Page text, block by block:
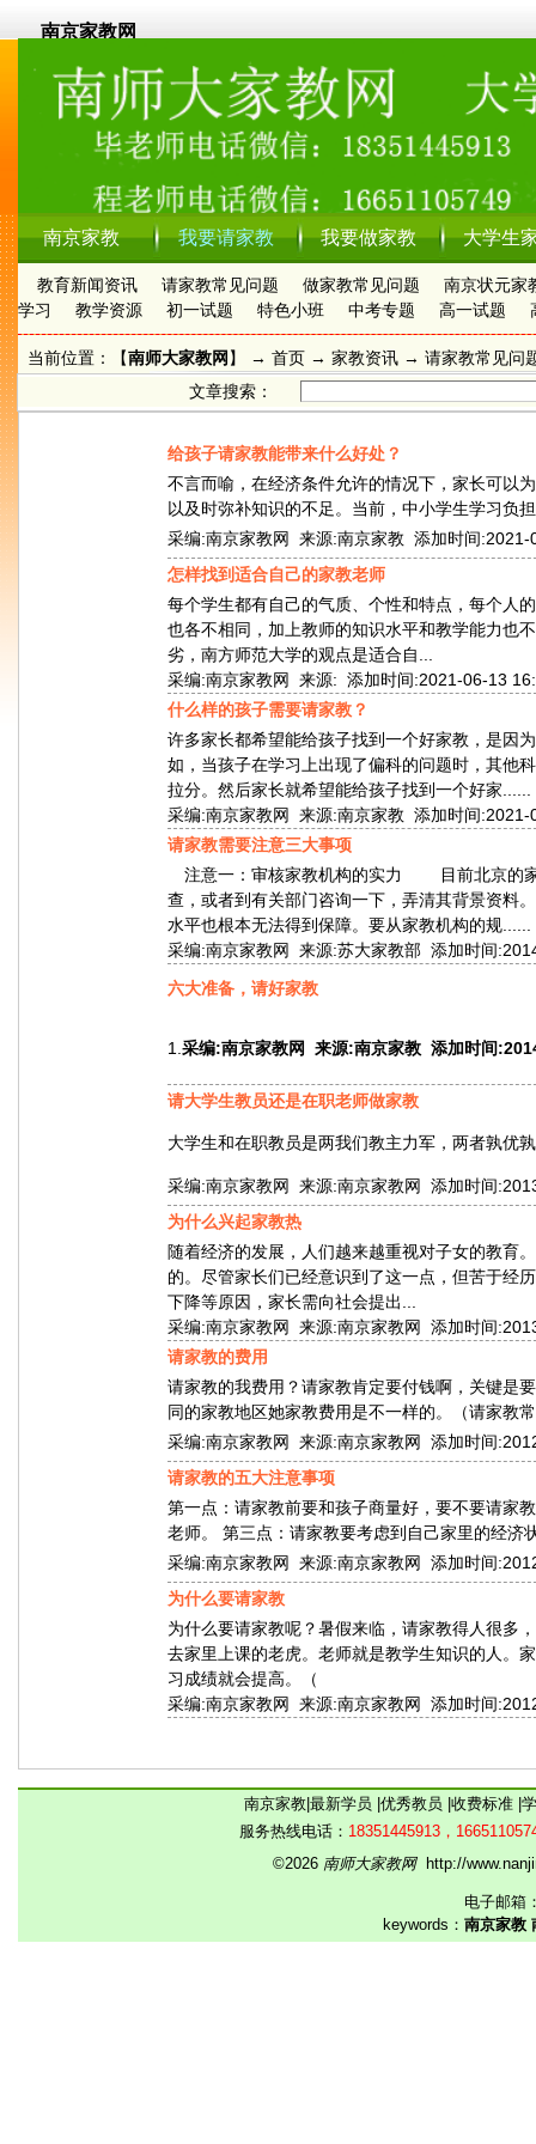
南京家教网
南京家教 我要请家教 我要做家教 大学生
教育新闻资讯 请家教常见问题 做家教常见问题
南京状元家
学习
教学资源 初一试题 特色小班 中考专题 高一试题
当前位置：【南师大家教网 】 → 首页 → 家教资讯 → 请家教常见问
文章搜索：
给孩子请家教能带来什么好处？
不言而喻，在经济条件允许的情况下，家长可以
以及时弥补知识的不足。当前，中小学生学习负
采编:南京家教网 来源:南京家教 添加时间
怎样找到适合自己的家教老师
每个学生都有自己的气质、个性和特点，每个人
也各不相同，加上教师的知识水平和教学能力也
劣，南方师范大学的观点是适合自...
采编:南京家教网 来源: 添加时间:2021-06-13
什么样的孩子需要请家教？
许多家长都希望能给孩子找到一个好家教，是因
如，当孩子在学习上出现了偏科的问题时，其他
拉分。然后家长就希望能给孩子找到一个好家......
采编:南京家教网 来源:南京家教 添加时间
请家教需要注意三大事项
注意一：审核家教机构的实力 目前北京的家
查，或者到有关部门咨询一下，弄清其背景资料
水平也根本无法得到保障。要从家教机构的规......
采编:南京家教网 来源:苏大家教部 添加时间
六大准备，请好家教
1. 采编:南京家教网 来源:南京家教 添加时间
请大学生教员还是在职老师做家教
大学生和在职教员是两我们教主力军，两者孰优
采编:南京家教网 来源:南京家教网 添加时间
为什么兴起家教热
随着经济的发展，人们越来越重视对子女的教育
的。尽管家长们已经意识到了这一点，但苦于经
下降等原因，家长需向社会提出...
采编:南京家教网 来源:南京家教网 添加时间
请家教的费用
请家教的我费用？请家教肯定要付钱啊，关键是
同的家教地区她家教费用是不一样的。（请家教
采编:南京家教网 来源:南京家教网 添加时间
请家教的五大注意事项
第一点：请家教前要和孩子商量好，要不要请家
老师。 第三点：请家教要考虑到自己家里的经济
采编:南京家教网 来源:南京家教网 添加时间
为什么要请家教
为什么要请家教呢？暑假来临，请家教得人很多
去家里上课的老虎。老师就是教学生知识的人。
习成绩就会提高。（
采编:南京家教网 来源:南京家教网 添加时间
南京家教 最新学员 优秀教员 收费标准
服务热线电话： 18351445913，
©2026 南师大家教网http://
电子邮箱
keywords： 南京家教